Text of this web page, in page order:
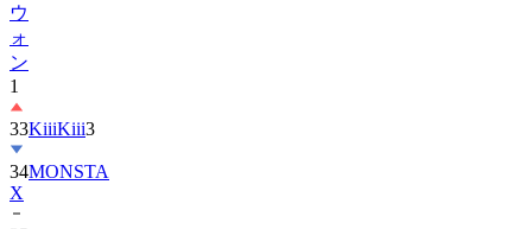
ン
1
33
34MONSTA
X
35
ル